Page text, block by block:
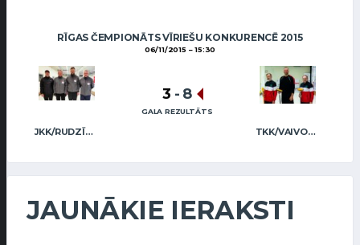
RĪGAS ČEMPIONĀTS VĪRIEŠU KONKURENCĒ 2015
06/11/2015 15:30
JKK/RUDZĪTIS TKK/VAIVODS
3 - 8
GALA REZULTĀTS
JAUNĀKIE IERAKSTI